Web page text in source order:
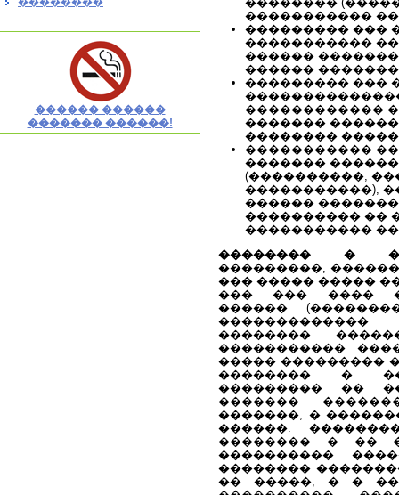
������ ������
������� ������!
�����������
��������� ���
�����������
������
������
��������� ���
������������
�������
��������
�����������
�������
(����������,
�����������),
������
���������� ��
�����������
�������� �
���������,
��� ����� �����
��� ��� ����
������
��������
�����������
����� ���������
�������� �
��������� ��
�������
�������, �
������.
�������� � ��
����������
��������
�� �����, � �